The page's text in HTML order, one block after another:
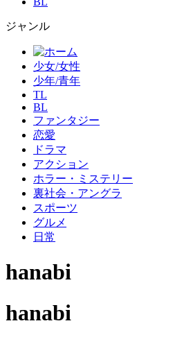
ジャンル
少女/女性
少年/青年
TL
BL
ファンタジー
恋愛
ドラマ
アクション
ホラー・ミステリー
裏社会・アングラ
スポーツ
グルメ
日常
hanabi
hanabi